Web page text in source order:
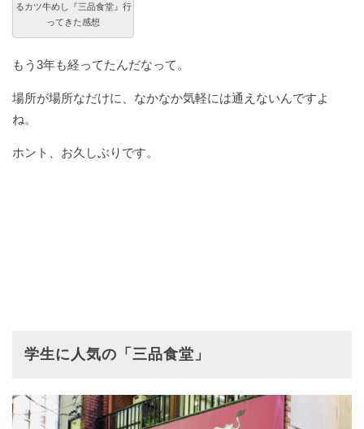
るカツ牛めし『三品食堂』行
ってきた感想
もう3年も経ってたんだなって。
場所が場所なだけに、なかなか気軽には通えないんですよ
ね。
ホント、お久しぶりです。
学生に人気の「三品食堂」